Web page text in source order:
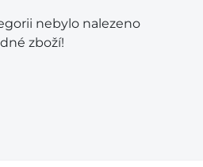
nebylo nalezeno
zboží!